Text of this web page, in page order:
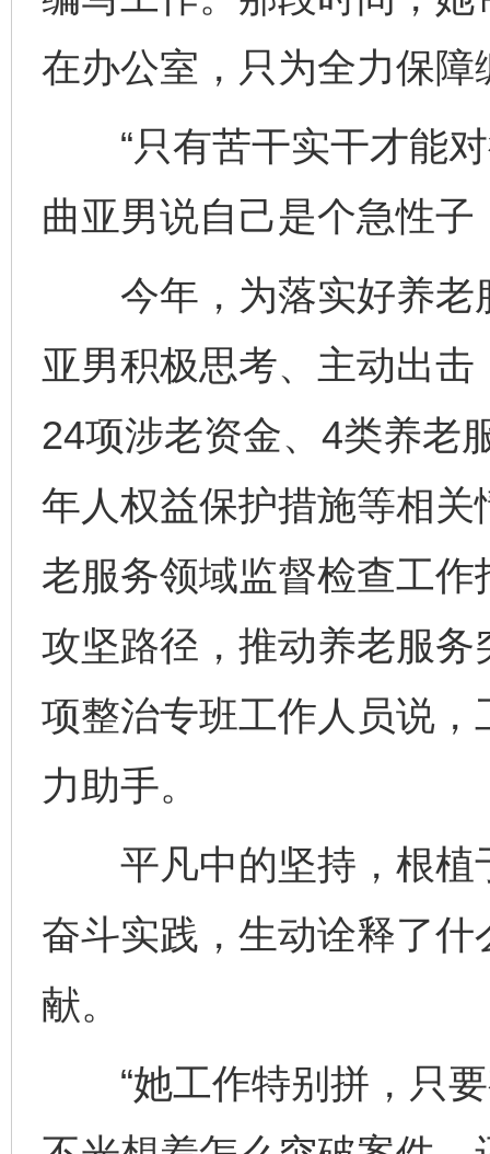
在办公室，只为全力保
“只有苦干实干才能对
曲亚男说自己是个急性
今年，为落实好养老
亚男积极思考、主动出
24项涉老资金、4类养老
年人权益保护措施等相
老服务领域监督检查工
攻坚路径，推动养老服
项整治专班工作人员说
力助手。
平凡中的坚持，根植
奋斗实践，生动诠释了
献。
“她工作特别拼，只要